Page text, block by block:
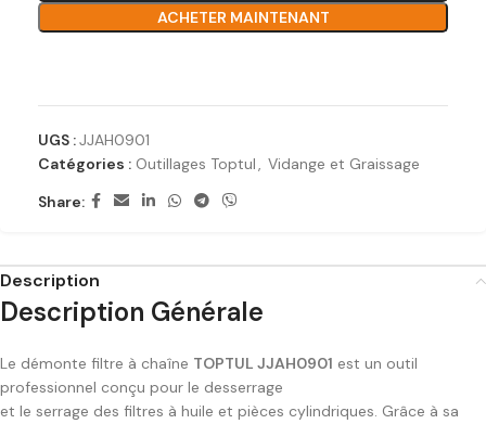
ACHETER MAINTENANT
UGS :JJAH0901
Catégories : Outillages Toptul, Vidange et Graissage
Share:
Description
Description Générale
Le démonte filtre à chaîne TOPTUL JJAH0901 est un outil
professionnel conçu pour le desserrage
et le serrage des filtres à huile et pièces cylindriques. Grâce à sa